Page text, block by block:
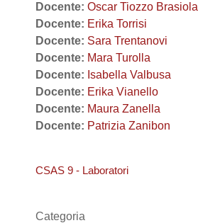
Docente: Oscar Tiozzo Brasiola
Docente: Erika Torrisi
Docente: Sara Trentanovi
Docente: Mara Turolla
Docente: Isabella Valbusa
Docente: Erika Vianello
Docente: Maura Zanella
Docente: Patrizia Zanibon
CSAS 9 - Laboratori
Categoria